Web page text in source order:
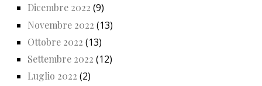
Dicembre 2022 (9)
Novembre 2022 (13)
Ottobre 2022 (13)
Settembre 2022 (12)
Luglio 2022 (2)